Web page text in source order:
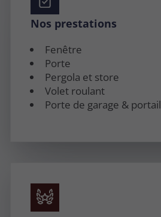
Nos prestations
Fenêtre
Porte
Pergola et store
Volet roulant
Porte de garage & portail